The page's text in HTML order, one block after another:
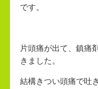
です。
片頭痛が出て、鎮痛
きました。
結構きつい頭痛で吐